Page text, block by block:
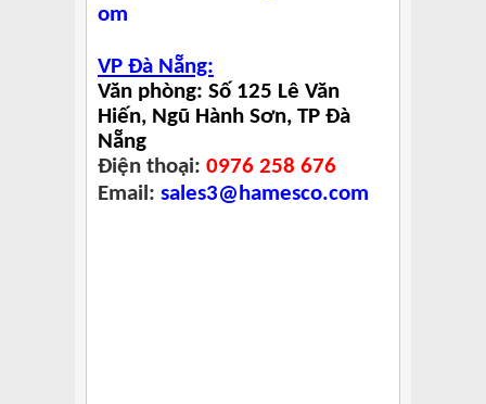
om
VP Đà Nẵng:
Văn phòng: Số 125 Lê Văn
Hiến, Ngũ Hành Sơn, TP Đà
Nẵng
Điện thoại: 0976 258 676
Email: sales3@hamesco.com